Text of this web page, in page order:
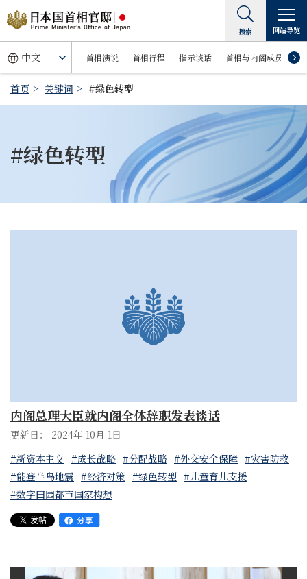
首相演说 首相行程 指示谈话 首相与内阁成员
搜索 网站导览
首页 关键词 #绿色转型
#绿色转型
内阁总理大臣就内阁全体辞职发表谈话
更新日： 2024年 10月 1日
#新资本主义 #成长战略 #分配战略 #外交安全保障 #灾害防救
#能登半岛地震 #经济对策 #绿色转型 #儿童育儿支援
#数字田园都市国家构想